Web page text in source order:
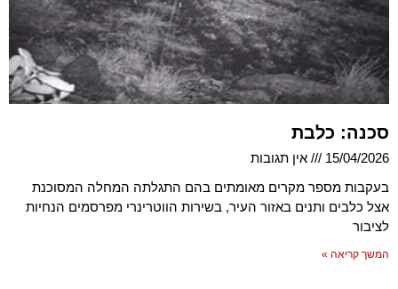
סכנה: כלבת
15/04/2026
אין תגובות
בעקבות מספר מקרים מאומתים בהם התגלתה המחלה המסוכנת
אצל כלבים ותנים באזור העיר, בשירות הווטרינרי מפרסמים הנחיות
לציבור
המשך קריאה »